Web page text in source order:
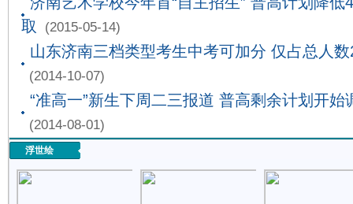
取
(2015-05-14)
山东济南三档类型考生中考可加分 仅占总人
(2014-10-07)
“准高一”新生下周二三报道 普高剩余计划开始
(2014-08-01)
浮世绘